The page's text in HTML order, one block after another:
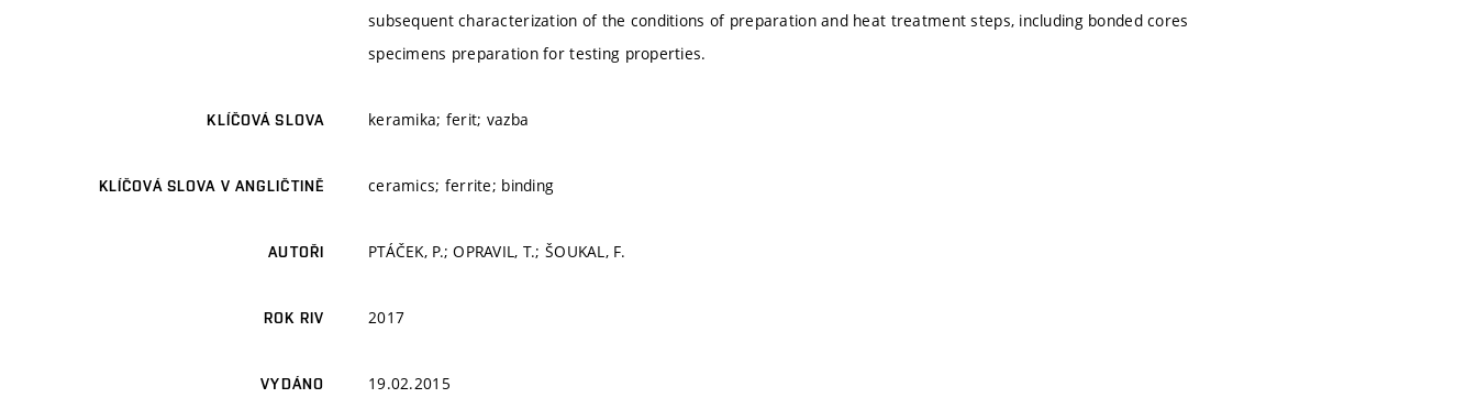
subsequent characterization of the conditions of preparation and heat treatment steps, including bonded cores
specimens preparation for testing properties.
KLÍČOVÁ SLOVA keramika; ferit; vazba
KLÍČOVÁ SLOVA V ANGLIČTINĚ ceramics; ferrite; binding
AUTOŘI PTÁČEK, P.; OPRAVIL, T.; ŠOUKAL, F.
ROK RIV 2017
VYDÁNO 19.02.2015